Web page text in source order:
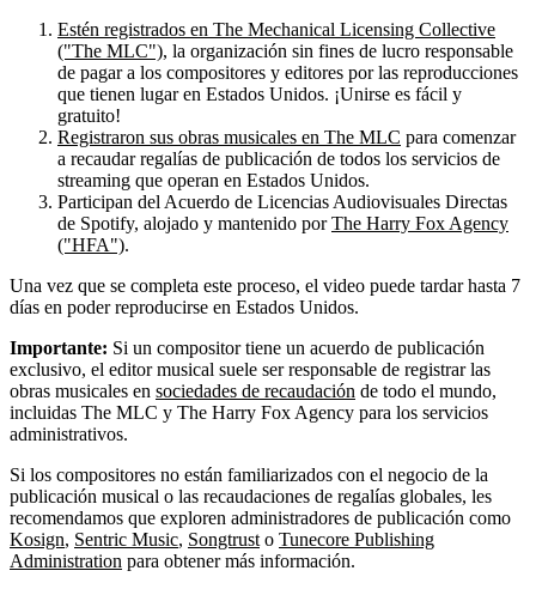
Estén registrados en The Mechanical Licensing Collective
("The MLC"), la organización sin fines de lucro responsable
de pagar a los compositores y editores por las reproducciones
que tienen lugar en Estados Unidos. ¡Unirse es fácil y
gratuito!
Registraron sus obras musicales en The MLC para comenzar
a recaudar regalías de publicación de todos los servicios de
streaming que operan en Estados Unidos.
Participan del Acuerdo de Licencias Audiovisuales Directas
de Spotify, alojado y mantenido porThe Harry Fox Agency
("HFA").
Una vez que se completa este proceso, el video puede tardar hasta 7
días en poder reproducirse en Estados Unidos.
Importante: Si un compositor tiene un acuerdo de publicación
exclusivo, el editor musical suele ser responsable de registrar las
obras musicales en sociedades de recaudación de todo el mundo,
incluidas The MLC y The Harry Fox Agency para los servicios
administrativos.
Si los compositores no están familiarizados con el negocio de la
publicación musical o las recaudaciones de regalías globales, les
recomendamos que exploren administradores de publicación como
Kosign, Sentric Music, Songtrust o Tunecore Publishing
Administration para obtener más información.